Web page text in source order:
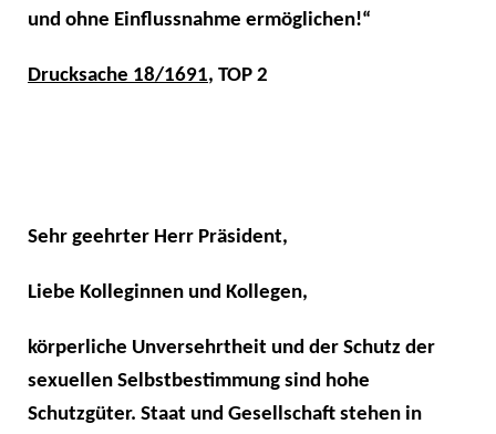
und ohne Einflussnahme ermöglichen!“
Drucksache 18/1691, TOP 2
Sehr geehrter Herr Präsident,
Liebe Kolleginnen und Kollegen,
körperliche Unversehrtheit und der Schutz der
sexuellen Selbstbestimmung sind hohe
Schutzgüter. Staat und Gesellschaft stehen in